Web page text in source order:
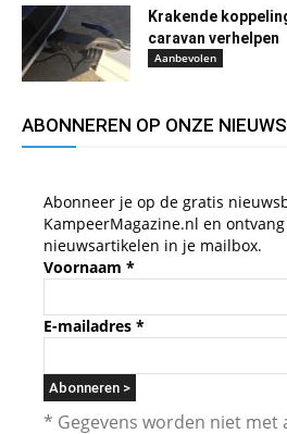
Krakende
caravan verhelpen
Aanbevolen
ABONNEREN OP ONZE
Abonneer je op de gratis
KampeerMagazine.nl en
nieuwsartikelen in je mailbox.
Voornaam *
E-mailadres *
* Gegevens worden niet met